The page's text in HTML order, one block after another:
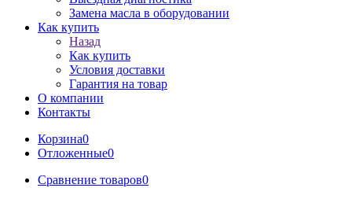
Замена масла в оборудовании
Как купить
Назад
Как купить
Условия доставки
Гарантия на товар
О компании
Контакты
Корзина0
Отложенные0
Сравнение товаров0